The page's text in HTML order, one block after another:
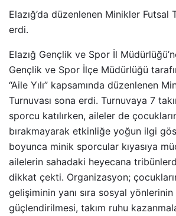
Elazığ’da düzenlenen Minikler Futsal
erdi.
Elazığ Gençlik ve Spor İl
Gençlik ve Spor İlçe Müdürlüğü
“Aile Yılı” kapsamında düzenlenen
Turnuvası sona erdi. Turnuvaya 7
sporcu katılırken, aileler de
bırakmayarak etkinliğe yoğun ilgi
boyunca minik sporcular kıyasıya
ailelerin sahadaki heyecana
dikkat çekti. Organizasyon;
gelişiminin yanı sıra sosyal yönlerinin
güçlendirilmesi, takım ruhu